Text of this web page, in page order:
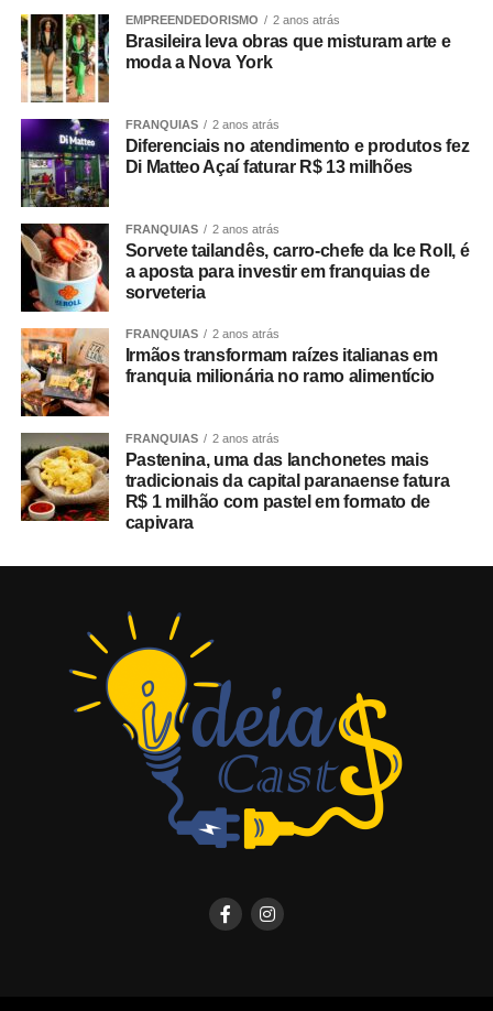
EMPREENDEDORISMO 2 anos atrás
Brasileira leva obras que misturam arte e
moda a Nova York
FRANQUIAS 2 anos atrás
Diferenciais no atendimento e produtos fez
Di Matteo Açaí faturar R$ 13 milhões
FRANQUIAS 2 anos atrás
Sorvete tailandês, carro-chefe da Ice Roll, é
a aposta para investir em franquias de
sorveteria
FRANQUIAS 2 anos atrás
Irmãos transformam raízes italianas em
franquia milionária no ramo alimentício
FRANQUIAS 2 anos atrás
Pastenina, uma das lanchonetes mais
tradicionais da capital paranaense fatura
R$ 1 milhão com pastel em formato de
capivara